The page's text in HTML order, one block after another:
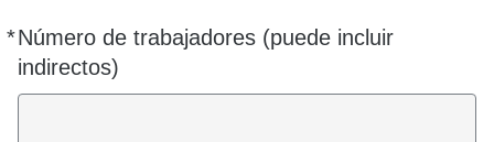
*Número de trabajadores (puede incluir
indirectos)
Requerido